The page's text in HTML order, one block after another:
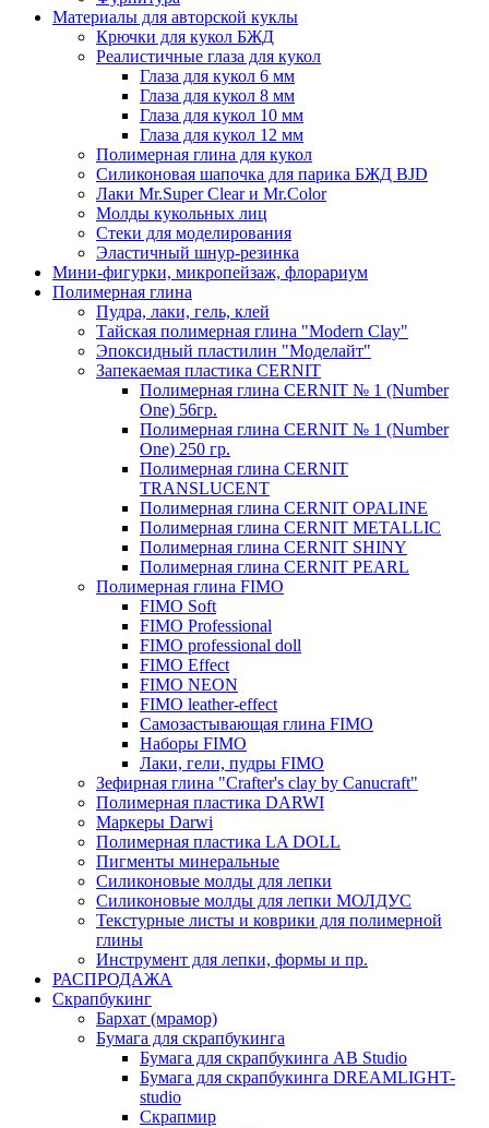
Материалы для авторской куклы
Крючки для кукол БЖД
Реалистичные глаза для кукол
Глаза для кукол 6 мм
Глаза для кукол 8 мм
Глаза для кукол 10 мм
Глаза для кукол 12 мм
Полимерная глина для кукол
Силиконовая шапочка для парика БЖД BJD
Лаки Mr.Super Clear и Mr.Color
Молды кукольных лиц
Стеки для моделирования
Эластичный шнур-резинка
Мини-фигурки, микропейзаж, флорариум
Полимерная глина
Пудра, лаки, гель, клей
Тайская полимерная глина "Modern Clay"
Эпоксидный пластилин "Моделайт"
Запекаемая пластика CERNIT
Полимерная глина CERNIT № 1 (Number
One) 56гр.
Полимерная глина CERNIT № 1 (Number
One) 250 гр.
Полимерная глина CERNIT
TRANSLUCENT
Полимерная глина CERNIT OPALINE
Полимерная глина CERNIT METALLIC
Полимерная глина CERNIT SHINY
Полимерная глина CERNIT PEARL
Полимерная глина FIMO
FIMO Soft
FIMO Professional
FIMO professional doll
FIMO Effect
FIMO NEON
FIMO leather-effect
Самозастывающая глина FIMO
Наборы FIMO
Лаки, гели, пудры FIMO
Зефирная глина "Crafter's clay by Canucraft"
Полимерная пластика DARWI
Маркеры Darwi
Полимерная пластика LA DOLL
Пигменты минеральные
Силиконовые молды для лепки
Силиконовые молды для лепки МОЛДУС
Текстурные листы и коврики для полимерной
глины
Инструмент для лепки, формы и пр.
РАСПРОДАЖА
Скрапбукинг
Бархат (мрамор)
Бумага для скрапбукинга
Бумага для скрапбукинга AB Studio
Бумага для скрапбукинга DREAMLIGHT-
studio
Скрапмир